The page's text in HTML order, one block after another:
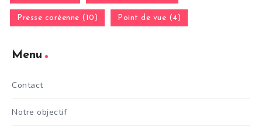
Presse coréenne (10) Point de vue (4)
Menu
Contact
Notre objectif